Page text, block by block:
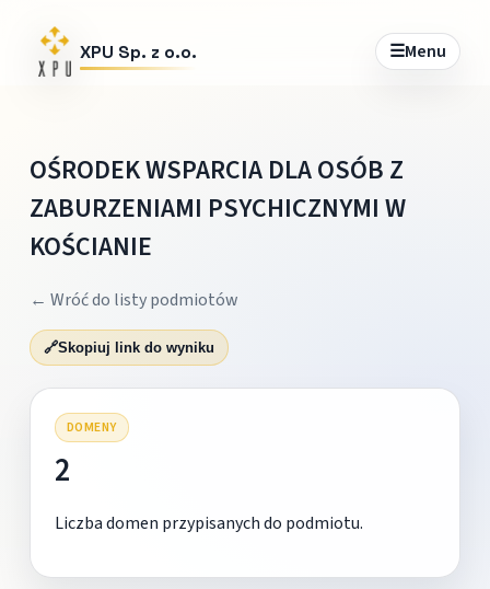
XPU Sp. z o.o. ☰Menu
OŚRODEK WSPARCIA DLA OSÓB Z
ZABURZENIAMI PSYCHICZNYMI W
KOŚCIANIE
← Wróć do listy podmiotów
🔗Skopiuj link do wyniku
DOMENY
2
Liczba domen przypisanych do podmiotu.